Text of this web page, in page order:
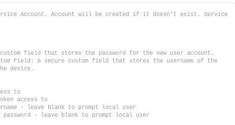
Account. Account will be created if it doesn't exist. Service
custom field that stores the password for the new user account.
Field: A secure custom field that stores the username of the
device.
to
access to
- leave blank to prompt local user
password - leave blank to prompt local user